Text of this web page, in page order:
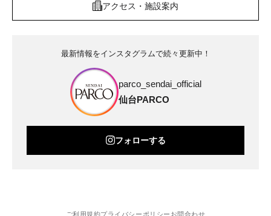
アクセス・施設案内
最新情報をインスタグラムで続々更新中！
parco_sendai_official
仙台PARCO
フォローする
ご利用規約プライバシーポリシー お問合わせ